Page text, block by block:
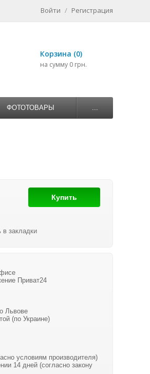
Войти / Регистрация
Корзина (0)
на сумму 0 грн.
ФОТОТОВАРЫ ...
Купить
в закладки
Приват24
Львове
(по Украине)
условиям производителя)
14 дней (согласно закону